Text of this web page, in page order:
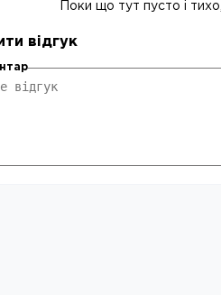
Поки що тут пусто і
відгук